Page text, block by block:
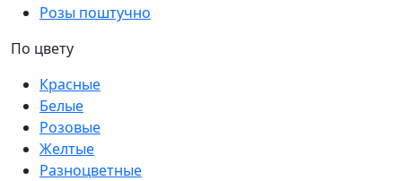
Розы поштучно
По цвету
Красные
Белые
Розовые
Желтые
Разноцветные